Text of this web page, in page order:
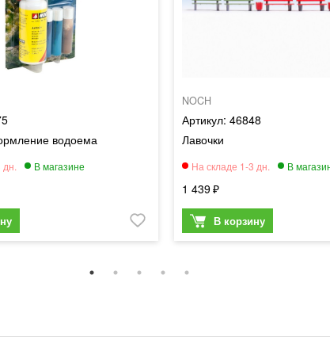
водоема
NOCH
46848
Лавочки
1 439